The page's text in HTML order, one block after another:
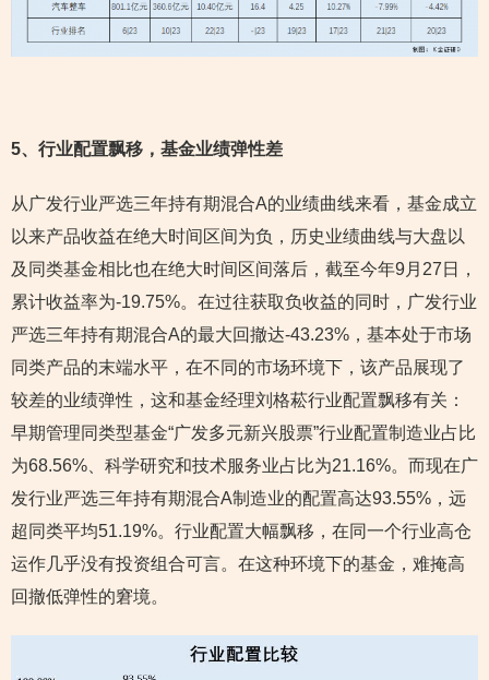
5、行业配置飘移，基金业绩弹性差
从广发行业严选三年持有期混合A的业绩曲线来看，基金成立
以来产品收益在绝大时间区间为负，历史业绩曲线与大盘以
及同类基金相比也在绝大时间区间落后，截至今年9月27日，
累计收益率为-19.75%。在过往获取负收益的同时，广发行业
严选三年持有期混合A的最大回撤达-43.23%，基本处于市场
同类产品的末端水平，在不同的市场环境下，该产品展现了
较差的业绩弹性，这和基金经理刘格菘行业配置飘移有关：
早期管理同类型基金“广发多元新兴股票”行业配置制造业占比
为68.56%、科学研究和技术服务业占比为21.16%。而现在广
发行业严选三年持有期混合A制造业的配置高达93.55%，远
超同类平均51.19%。行业配置大幅飘移，在同一个行业高仓
运作几乎没有投资组合可言。在这种环境下的基金，难掩高
回撤低弹性的窘境。